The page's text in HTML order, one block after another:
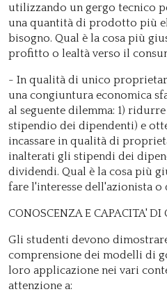
utilizzando un gergo tecnico
una quantità di prodotto più
bisogno. Qual è la cosa più
profitto o lealtà verso il
- In qualità di unico
una congiuntura economica
al seguente dilemma: 1)
stipendio dei dipendenti) e
incassare in qualità di
inalterati gli stipendi dei
dividendi. Qual è la cosa più
fare l'interesse dell'azionista o
CONOSCENZA E CAPACITA' DI
Gli studenti devono
comprensione dei modelli di
loro applicazione nei vari
attenzione a: